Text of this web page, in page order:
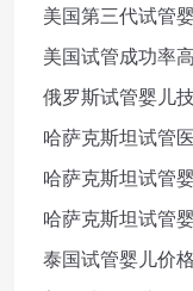
美国第三代试管
美国试管成功率
俄罗斯试管婴儿
哈萨克斯坦试管
哈萨克斯坦试管
哈萨克斯坦试管
泰国试管婴儿价